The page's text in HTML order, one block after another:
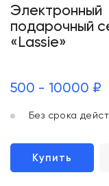
Электронный
подарочный
«Lassie»
500 - 10000 ₽
Без срока
Купить